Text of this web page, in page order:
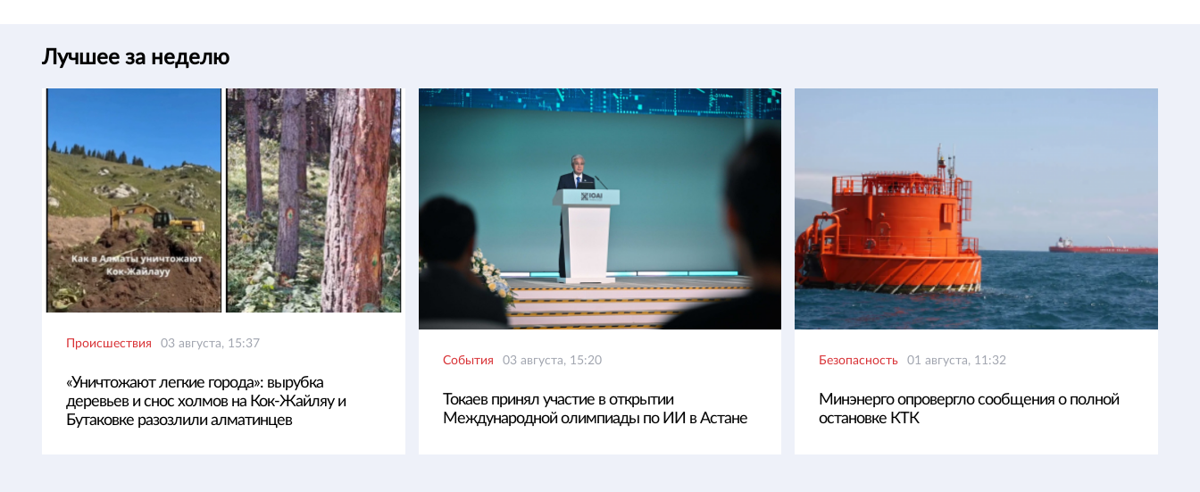
Лучшее за неделю
Происшествия 03 августа, 15:37
«Уничтожают легкие города»: вырубка
деревьев и снос холмов на Кок-Жайляу и
Бутаковке разозлили алматинцев
События 03 августа, 15:20
Токаев принял участие в открытии
Международной олимпиады по ИИ в Астане
Безопасность 01 августа, 11:32
Минэнерго опровергло сообщения о полной
остановке КТК